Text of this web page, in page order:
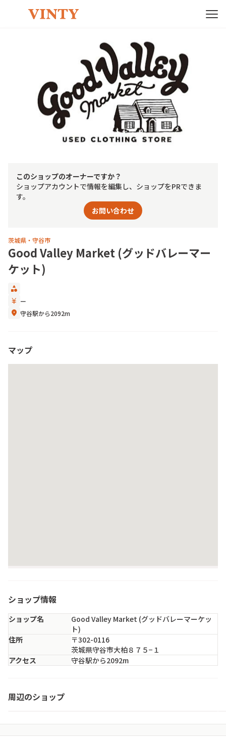
このショップのオーナーですか？
ショップアカウントで情報を編集し、ショップをPRできま
す。
お問い合わせ
茨城県・守谷市
Good Valley Market (グッドバレーマー
ケット)
category
currency_yen ー
location_on 守谷駅から2092m
マップ
ショップ情報
ショップ名
Good Valley Market (グッドバレーマーケッ
ト)
住所
〒302-0116
茨城県守谷市大柏８７５−１
アクセス
守谷駅から2092m
周辺のショップ
茨城県・守谷市